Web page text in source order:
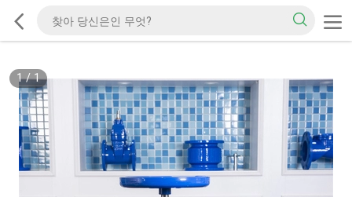
1/1